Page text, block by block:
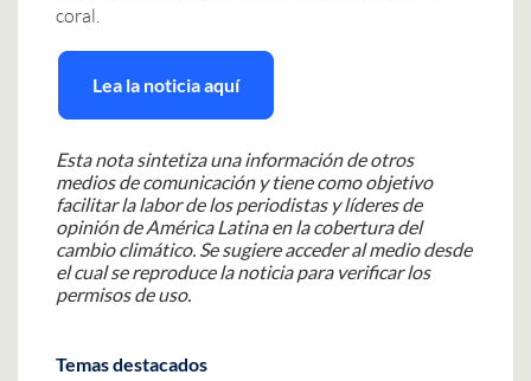
coral.
Lea la noticia aquí
Esta nota sintetiza una información de otros
medios de comunicación y tiene como objetivo
facilitar la labor de los periodistas y líderes de
opinión de América Latina en la cobertura del
cambio climático. Se sugiere acceder al medio desde
el cual se reproduce la noticia para verificar los
permisos de uso.
Temas destacados